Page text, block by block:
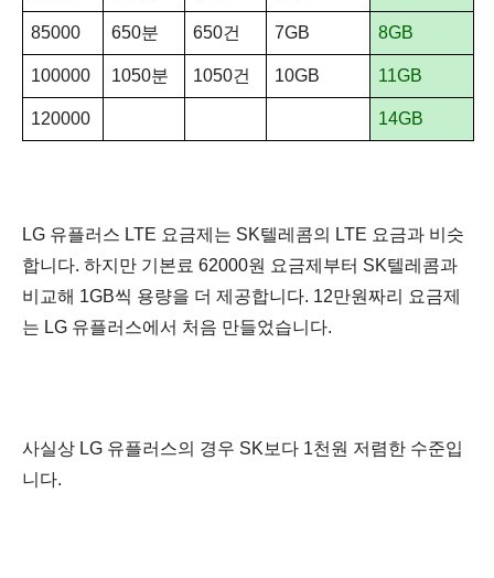
85000 650분 650건 7GB 8GB
100000 1050분 1050건 10GB 11GB
120000 14GB
LG 유플러스 LTE 요금제는 SK텔레콤의 LTE 요금과 비슷
합니다. 하지만 기본료 62000원 요금제부터 SK텔레콤과
비교해 1GB씩 용량을 더 제공합니다. 12만원짜리 요금제
는 LG 유플러스에서 처음 만들었습니다.
사실상 LG 유플러스의 경우 SK보다 1천원 저렴한 수준입
니다.